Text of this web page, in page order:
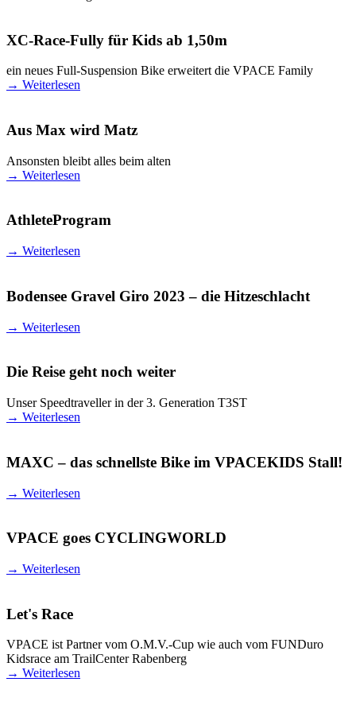
XC-Race-Fully für Kids ab 1,50m
ein neues Full-Suspension Bike erweitert die VPACE Family
→ Weiterlesen
Aus Max wird Matz
Ansonsten bleibt alles beim alten
→ Weiterlesen
AthleteProgram
→ Weiterlesen
Bodensee Gravel Giro 2023 – die Hitzeschlacht
→ Weiterlesen
Die Reise geht noch weiter
Unser Speedtraveller in der 3. Generation T3ST
→ Weiterlesen
MAXC – das schnellste Bike im VPACEKIDS Stall!
→ Weiterlesen
VPACE goes CYCLINGWORLD
→ Weiterlesen
Let's Race
VPACE ist Partner vom O.M.V.-Cup wie auch vom FUNDuro
Kidsrace am TrailCenter Rabenberg
→ Weiterlesen